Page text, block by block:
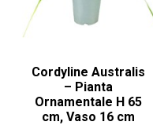
Cordyline Australis
– Pianta
Ornamentale H 65
cm, Vaso 16 cm